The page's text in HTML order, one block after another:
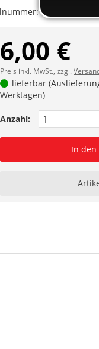
ET37100A-10
6,00 €
Preis inkl. MwSt., zzgl.
lieferbar
Werktagen)
Anzahl:
In den